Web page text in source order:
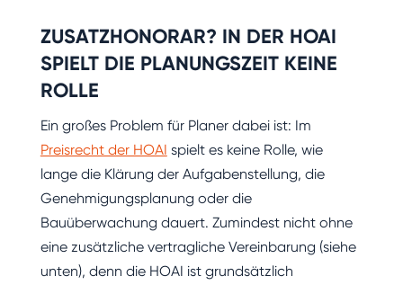
ZUSATZHONORAR? IN DER HOAI
SPIELT DIE PLANUNGSZEIT KEINE
ROLLE
Ein großes Problem für Planer dabei ist: Im
Preisrecht der HOAI spielt es keine Rolle, wie
lange die Klärung der Aufgabenstellung, die
Genehmigungsplanung oder die
Bauüberwachung dauert. Zumindest nicht ohne
eine zusätzliche vertragliche Vereinbarung (siehe
unten), denn die HOAI ist grundsätzlich